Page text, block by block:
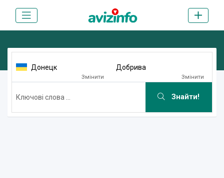
Донецк
Змінити
Добрива
Змінити
Знайти!